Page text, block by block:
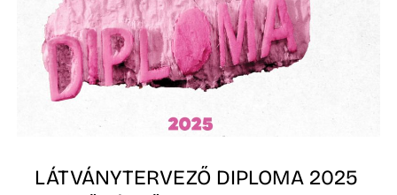
LÁTVÁNYTERVEZŐ DIPLOMA 2025